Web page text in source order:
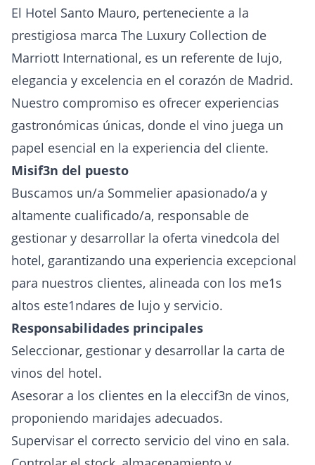
El Hotel Santo Mauro, perteneciente a la
prestigiosa marca The Luxury Collection de
Marriott International, es un referente de lujo,
elegancia y excelencia en el corazón de Madrid.
Nuestro compromiso es ofrecer experiencias
gastronómicas únicas, donde el vino juega un
papel esencial en la experiencia del cliente.
Misif3n del puesto
Buscamos un/a Sommelier apasionado/a y
altamente cualificado/a, responsable de
gestionar y desarrollar la oferta vinedcola del
hotel, garantizando una experiencia excepcional
para nuestros clientes, alineada con los me1s
altos este1ndares de lujo y servicio.
Responsabilidades principales
Seleccionar, gestionar y desarrollar la carta de
vinos del hotel.
Asesorar a los clientes en la eleccif3n de vinos,
proponiendo maridajes adecuados.
Supervisar el correcto servicio del vino en sala.